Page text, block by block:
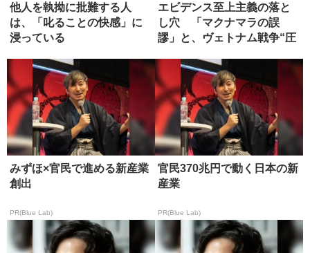
他人を執拗に批難する人
は、「叱ることの快感」に
浸っている
エビデンス至上主義の落と
し穴 「マクナマラの誤
謬」と、ヴェトナム戦争“圧
みずほ×官民で進める新産業
創出
PR(Blue Lab)
官民370兆円で動く日本の新
産業
PR(Blue Lab)